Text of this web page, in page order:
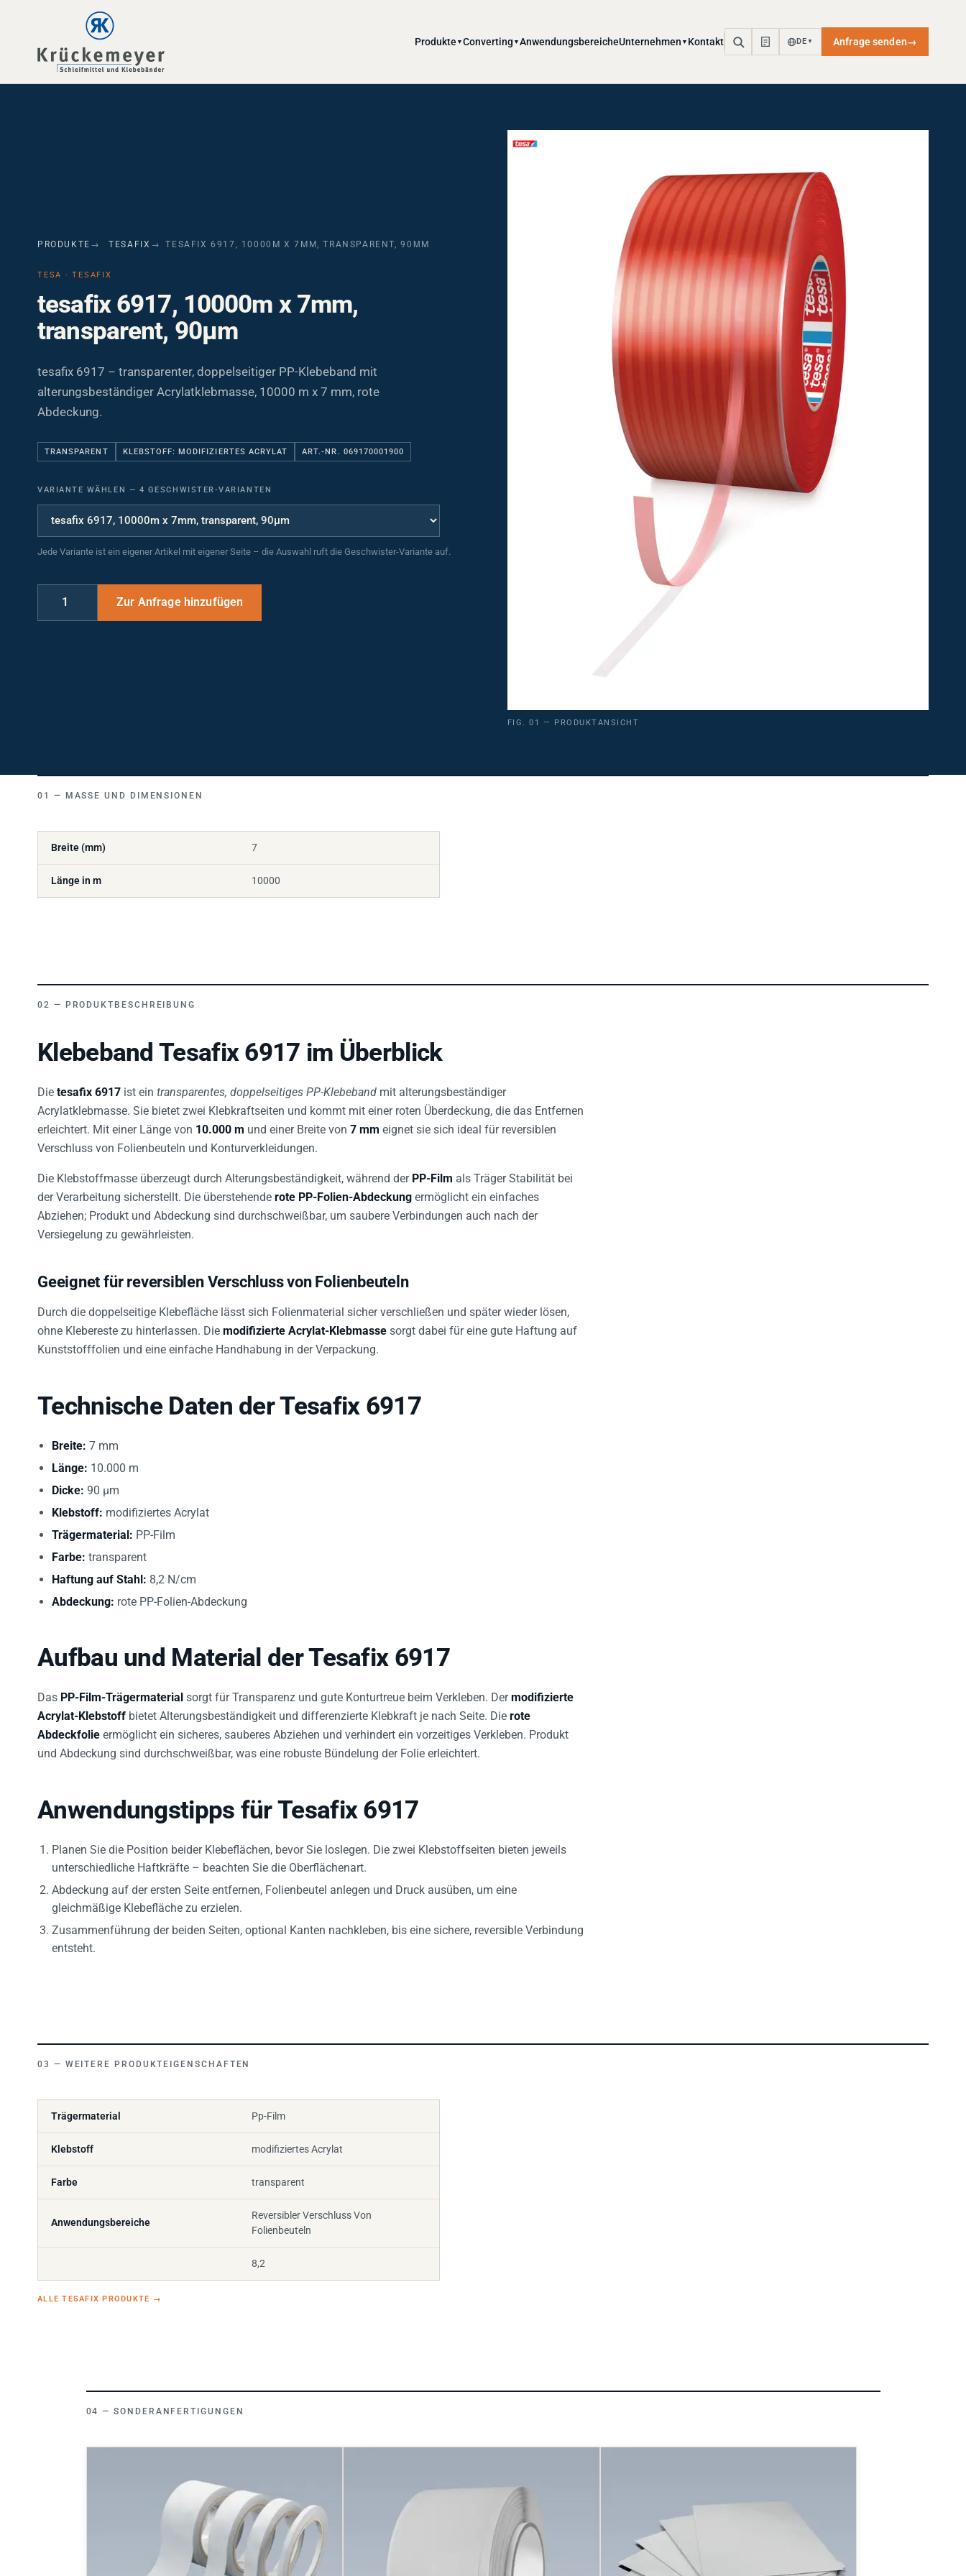
Skip to main navigation
Skip to main content
Skip to page footer
Produkte ▼Converting ▼ AnwendungsbereicheUnternehmen ▼ Kontakt DE ▼ Anfrage senden→
PRODUKTE TESAFIX TESAFIX 6917, 10000M X 7MM, TRANSPARENT, 90ΜM
TESA · TESAFIX
tesafix 6917, 10000m x 7mm,
transparent, 90µm
tesafix 6917 – transparenter, doppelseitiger PP-Klebeband mit
alterungsbeständiger Acrylatklebmasse, 10000 m x 7 mm, rote
Abdeckung.
TRANSPARENT KLEBSTOFF: MODIFIZIERTES ACRYLAT ART.-NR. 069170001900
VARIANTE WÄHLEN — 4 GESCHWISTER-VARIANTEN
Jede Variante ist ein eigener Artikel mit eigener Seite – die Auswahl ruft die Geschwister-Variante auf.
FIG. 01 — PRODUKTANSICHT
MASSE UND DIMENSIONEN
Breite (mm) 7
Länge in m 10000
PRODUKTBESCHREIBUNG
Klebeband Tesafix 6917 im Überblick
Die tesafix 6917 ist ein transparentes, doppelseitiges PP-Klebeband mit alterungsbeständiger
Acrylatklebmasse. Sie bietet zwei Klebkraftseiten und kommt mit einer roten Überdeckung, die das Entfernen
erleichtert. Mit einer Länge von 10.000 m und einer Breite von 7 mm eignet sie sich ideal für reversiblen
Verschluss von Folienbeuteln und Konturverkleidungen.
Die Klebstoffmasse überzeugt durch Alterungsbeständigkeit, während der PP-Film als Träger Stabilität bei
der Verarbeitung sicherstellt. Die überstehende rote PP-Folien-Abdeckung ermöglicht ein einfaches
Abziehen; Produkt und Abdeckung sind durchschweißbar, um saubere Verbindungen auch nach der
Versiegelung zu gewährleisten.
Geeignet für reversiblen Verschluss von Folienbeuteln
Durch die doppelseitige Klebefläche lässt sich Folienmaterial sicher verschließen und später wieder lösen,
ohne Klebereste zu hinterlassen. Die modifizierte Acrylat-Klebmasse sorgt dabei für eine gute Haftung auf
Kunststofffolien und eine einfache Handhabung in der Verpackung.
Technische Daten der Tesafix 6917
Breite: 7 mm
Länge: 10.000 m
Dicke: 90 µm
Klebstoff: modifiziertes Acrylat
Trägermaterial: PP-Film
Farbe: transparent
Haftung auf Stahl: 8,2 N/cm
Abdeckung: rote PP-Folien-Abdeckung
Aufbau und Material der Tesafix 6917
Das PP-Film-Trägermaterial sorgt für Transparenz und gute Konturtreue beim Verkleben. Dermodifizierte
Acrylat-Klebstoff bietet Alterungsbeständigkeit und differenzierte Klebkraft je nach Seite. Die rote
Abdeckfolie ermöglicht ein sicheres, sauberes Abziehen und verhindert ein vorzeitiges Verkleben. Produkt
und Abdeckung sind durchschweißbar, was eine robuste Bündelung der Folie erleichtert.
Anwendungstipps für Tesafix 6917
Planen Sie die Position beider Klebeflächen, bevor Sie loslegen. Die zwei Klebstoffseiten bieten jeweils
unterschiedliche Haftkräfte – beachten Sie die Oberflächenart.
Abdeckung auf der ersten Seite entfernen, Folienbeutel anlegen und Druck ausüben, um eine
gleichmäßige Klebefläche zu erzielen.
Zusammenführung der beiden Seiten, optional Kanten nachkleben, bis eine sichere, reversible Verbindung
entsteht.
WEITERE PRODUKTEIGENSCHAFTEN
Trägermaterial Pp-Film
Klebstoff modifiziertes Acrylat
Farbe transparent
Anwendungsbereiche
Reversibler Verschluss Von
Folienbeuteln
8,2
ALLE TESAFIX PRODUKTE →
SONDERANFERTIGUNGEN